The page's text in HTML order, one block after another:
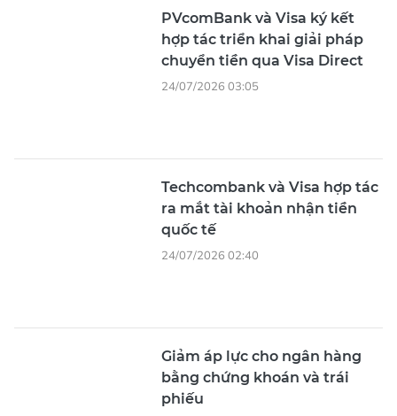
PVcomBank và Visa ký kết
hợp tác triển khai giải pháp
chuyển tiền qua Visa Direct
24/07/2026 03:05
Techcombank và Visa hợp tác
ra mắt tài khoản nhận tiền
quốc tế
24/07/2026 02:40
Giảm áp lực cho ngân hàng
bằng chứng khoán và trái
phiếu